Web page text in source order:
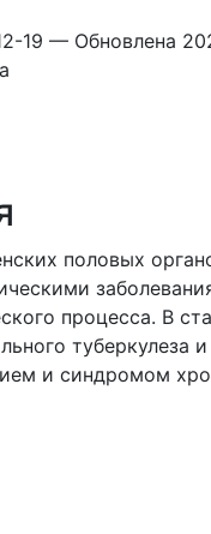
19 — Обновлена
половых
процесса. В
и синдромом